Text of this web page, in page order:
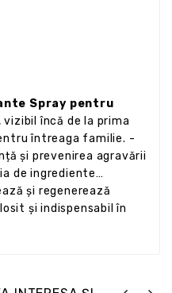
Spray pentru
încă de la prima
întreaga familie. -
și prevenirea agravării
de ingrediente
și regenerează
și indispensabil în